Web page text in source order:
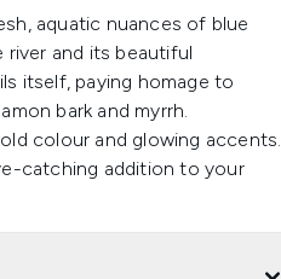
aquatic nuances of blue
and its beautiful
itself, paying homage to
bark and myrrh.
colour and glowing accents.
catching addition to your